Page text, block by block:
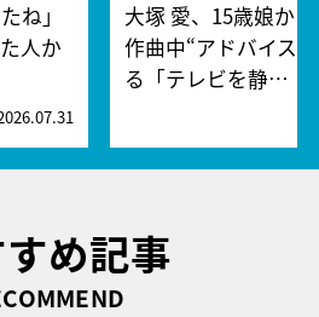
ね」
人か
大塚 愛、15歳娘か
作曲中“アドバイス”
る「テレビを静…
め記事